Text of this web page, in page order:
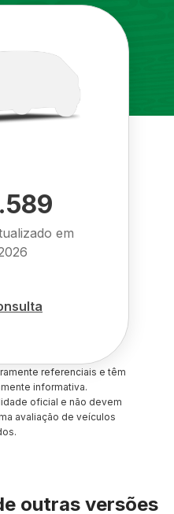
em
referenciais e têm
informativa.
oficial e não devem
avaliação de veículos
outras versões